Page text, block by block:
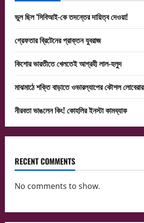
ভুল ছিল ‘সিবিআই-কে তদন্তের দায়িত্ব দেওয়া!
গ্রেফতার ব্রিটেনের প্রাক্তন যুবরাজ
কিশোর ভারতীতে খেলতেই আগ্রহী লাল-হলুদ
মাঝমাঠে শক্তি বাড়াতে ওভারল্যাপের কৌশল লোবেরার
নীরবতা ভাঙলেন কিং! কোহলির ইনস্টা কামব্যাক
RECENT COMMENTS
No comments to show.